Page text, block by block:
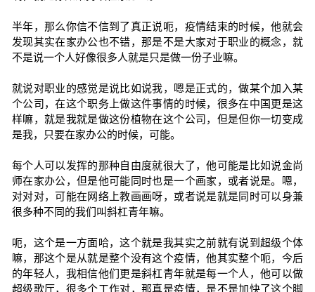
半年，那么你信不信到了真正说呃，疫情结束的时候，他就会
发现其实在家办公也不错，那是不是大家对于职业的概念，就
不是说一个人好像很多人就是只是做一份子业嘛。
就说对职业的感觉是说比如说我，嗯是正式的，做某个加入某
个公司，在这个职务上做这件事情的时候，很多在中国更是这
样嘛，就是我就是做这份植物在这个公司，但是但你一切变成
是我，只要在家办公的时候，可能。
每个人可以发挥的那种自由度就很大了，他可能是比如说金尚
师在家办公，但是他可能同时也是一个画家，或者说是。嗯，
对对对，可能在网络上教画画呀，或者说是就是同时可以身兼
很多种不同的我们叫斜杠青年嘛。
呃，这个是一方面哈，这个就是我其实之前就有说到超级个体
嘛，那这个是从就是整个没有这个疫情，他其实整个呃，今后
的年轻人，我相信他们更是斜杠青年就是每一个人，他可以做
超级歌厅，很多个工作对，那真是疫情，是不是加快了这个脚